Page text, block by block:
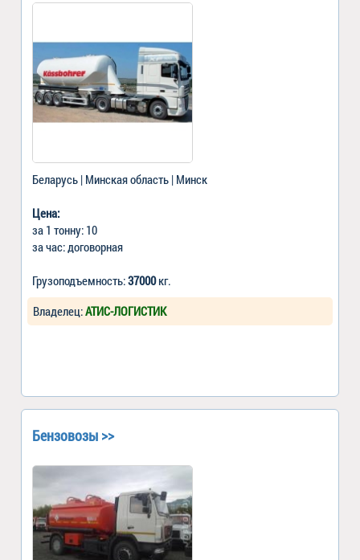
Беларусь | Минская область | Минск
Цена:
за 1 тонну: 10
за час: договорная
Грузоподъемность:37000кг.
Владелец:АТИС-ЛОГИСТИК
Бензовозы >>